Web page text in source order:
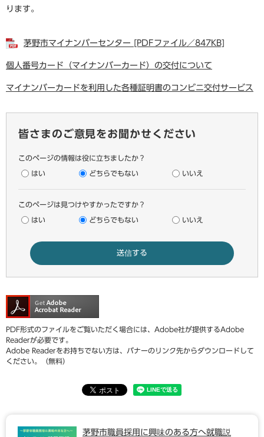
ります。
茅野市マイナンバーセンター [PDFファイル／847KB]
個人番号カード（マイナンバーカード）の交付について
マイナンバーカードを利用した各種証明書のコンビニ交付サービス
皆さまのご意見をお聞かせください
このページの情報は役に立ちましたか？
はい どちらでもない いいえ
このページは見つけやすかったですか？
はい どちらでもない いいえ
PDF形式のファイルをご覧いただく場合には、Adobe社が提供するAdobe
Readerが必要です。
Adobe Readerをお持ちでない方は、バナーのリンク先からダウンロードして
ください。（無料）
茅野市職員採用に興味のある方へ就職説